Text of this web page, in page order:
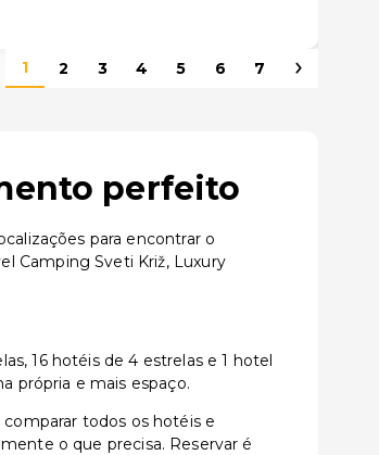
1 2 3 4 5 6 7
perfeito
para encontrar o
Camping Sveti Križ, Luxury
16 hotéis de 4 estrelas e 1 hotel
própria e mais espaço.
todos os hotéis e
o que precisa. Reservar é